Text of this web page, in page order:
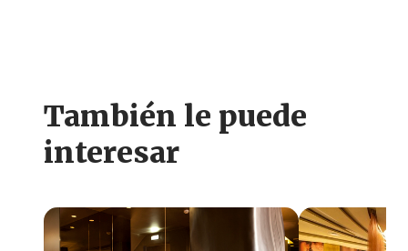
También le puede
interesar